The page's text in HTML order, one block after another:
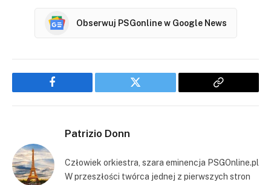
Obserwuj PSGonline w Google News
Facebook Twitter
Copy
Patrizio Donn
Człowiek orkiestra, szara eminencja PSGOnline.pl
W przeszłości twórca jednej z pierwszych stron